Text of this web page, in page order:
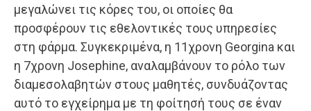
μεγαλώνει τις κόρες του, οι οποίες θα
προσφέρουν τις εθελοντικές τους υπηρεσίες
στη φάρμα. Συγκεκριμένα, η 11χρονη Georgina και
η 7χρονη Josephine, αναλαμβάνουν το ρόλο των
διαμεσολαβητών στους μαθητές, συνδυάζοντας
αυτό το εγχείρημα με τη φοίτησή τους σε έναν